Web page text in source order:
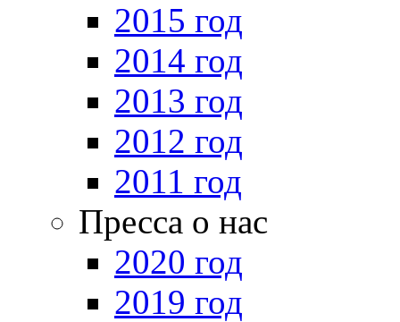
2015 год
2014 год
2013 год
2012 год
2011 год
Пресса о нас
2020 год
2019 год